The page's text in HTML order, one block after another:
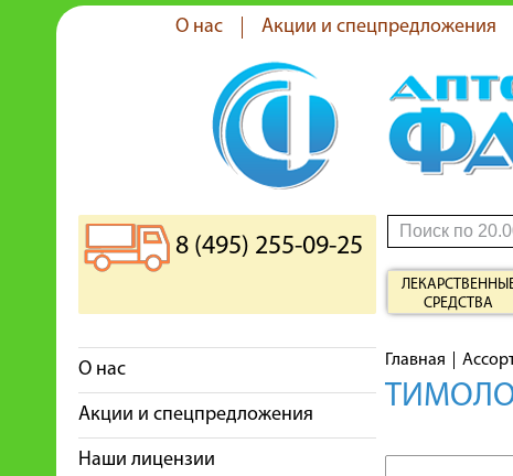
О нас Акции и спецпредложения
8 (495) 255-09-25
СРЕДСТВА
О нас
Акции и спецпредложения
Наши лицензии
Главная